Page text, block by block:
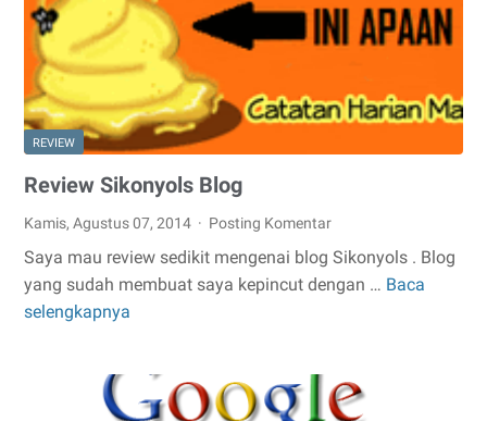
REVIEW
Review Sikonyols Blog
Kamis, Agustus 07, 2014 Posting Komentar
Saya mau review sedikit mengenai blog Sikonyols . Blog
yang sudah membuat saya kepincut dengan … Baca
selengkapnya
Review